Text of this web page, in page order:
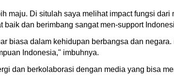
maju. Di situlah saya melihat impact fungsi dari
dan berimbang sangat men-support
biasa dalam kehidupan berbangsa dan
Indonesia," imbuhnya.
dan berkolaborasi dengan media yang bisa